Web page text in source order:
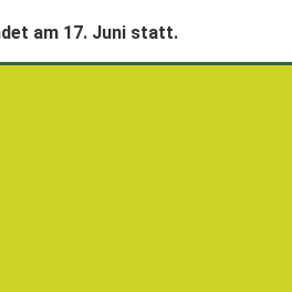
am 17. Juni statt.